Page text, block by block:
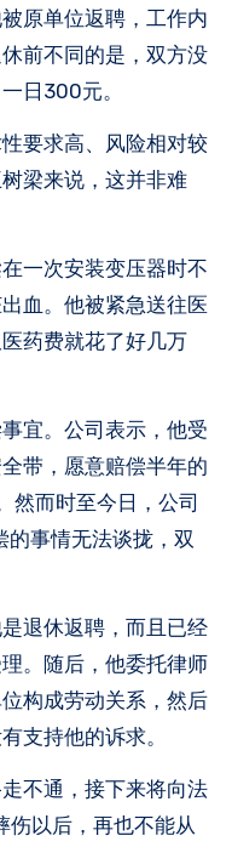
原单位返聘，工作内
前不同的是，双方没
日300元。
要求高、风险相对较
梁来说，这并非难
一次安装变压器时不
血。他被紧急送往医
药费就花了好几万
宜。公司表示，他受
带，愿意赔偿半年的
然而时至今日，公司
的事情无法谈拢，双
退休返聘，而且已经
。随后，他委托律师
构成劳动关系，然后
支持他的诉求。
不通，接下来将向法
伤以后，再也不能从